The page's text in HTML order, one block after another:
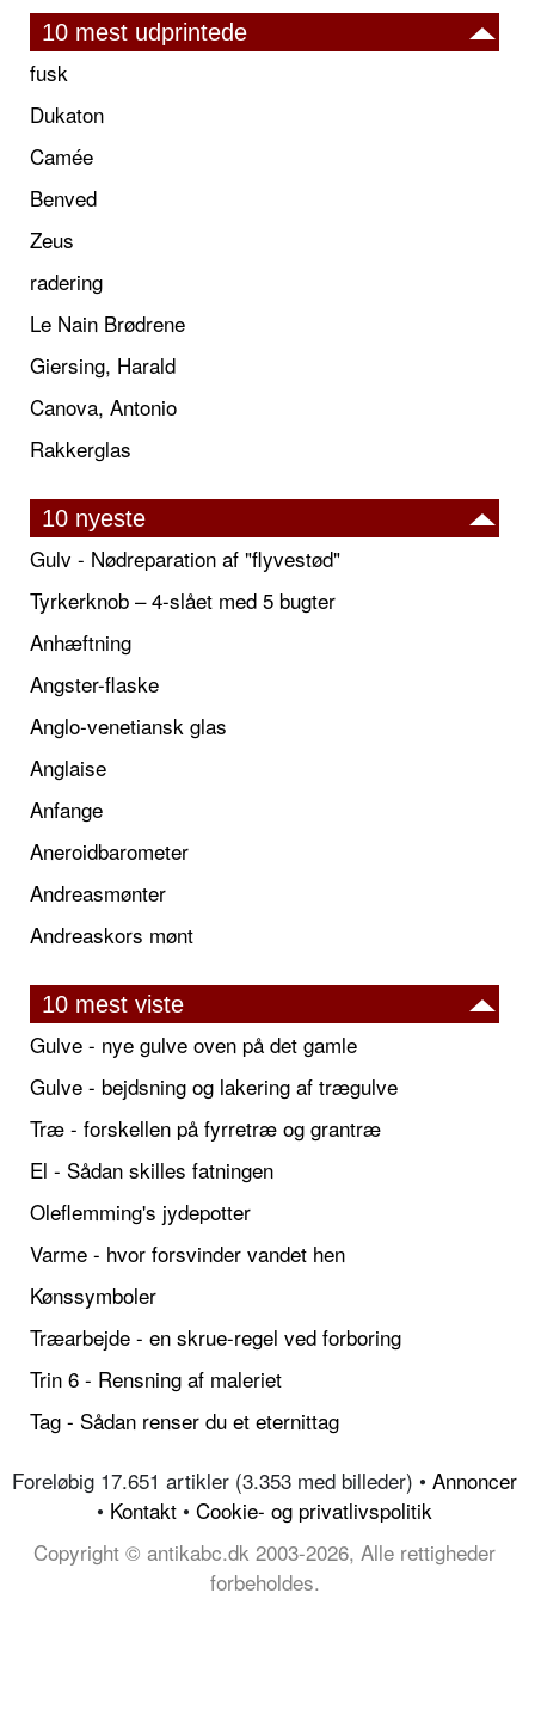
10 mest udprintede
fusk
Dukaton
Camée
Benved
Zeus
radering
Le Nain Brødrene
Giersing, Harald
Canova, Antonio
Rakkerglas
10 nyeste
Gulv - Nødreparation af "flyvestød"
Tyrkerknob – 4-slået med 5 bugter
Anhæftning
Angster-flaske
Anglo-venetiansk glas
Anglaise
Anfange
Aneroidbarometer
Andreasmønter
Andreaskors mønt
10 mest viste
Gulve - nye gulve oven på det gamle
Gulve - bejdsning og lakering af trægulve
Træ - forskellen på fyrretræ og grantræ
El - Sådan skilles fatningen
Oleflemming's jydepotter
Varme - hvor forsvinder vandet hen
Kønssymboler
Træarbejde - en skrue-regel ved forboring
Trin 6 - Rensning af maleriet
Tag - Sådan renser du et eternittag
Foreløbig 17.651 artikler (3.353 med billeder) • Annoncer
• Kontakt • Cookie- og privatlivspolitik
Copyright © antikabc.dk 2003-2026, Alle rettigheder
forbeholdes.